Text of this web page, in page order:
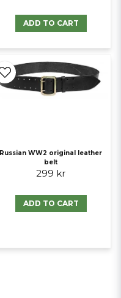
ADD TO CART
Russian WW2 original leather
belt
299 kr
ADD TO CART